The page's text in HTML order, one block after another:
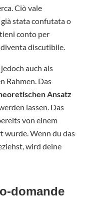
Ciò vale
stata confutata o
conto per
discutibile.
auch als
Rahmen. Das
Ansatz
lassen. Das
von einem
wurde. Wenn du das
wird deine
domande